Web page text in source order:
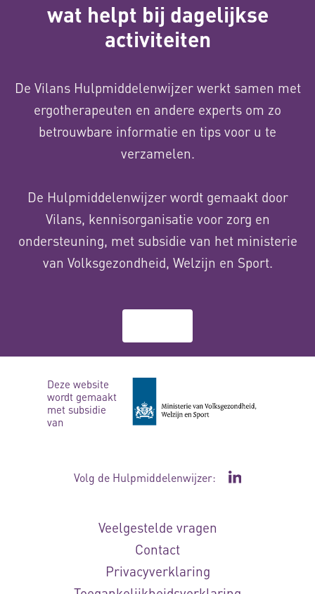
wat helpt bij dagelijkse
activiteiten
De Vilans Hulpmiddelenwijzer werkt samen met
ergotherapeuten en andere experts om zo
betrouwbare informatie en tips voor u te
verzamelen.
De Hulpmiddelenwijzer wordt gemaakt door
Vilans, kennisorganisatie voor zorg en
ondersteuning, met subsidie van het ministerie
van Volksgezondheid, Welzijn en Sport.
Deze website
wordt gemaakt
met subsidie
van
Volg de Hulpmiddelenwijzer: Ga naar de
Veelgestelde vragen
Contact
Privacyverklaring